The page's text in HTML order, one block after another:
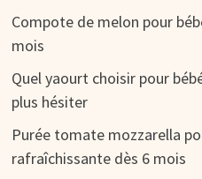
Compote de melon pour
mois
Quel yaourt choisir pour
plus hésiter
Purée tomate mozzarella
rafraîchissante dès 6 mois